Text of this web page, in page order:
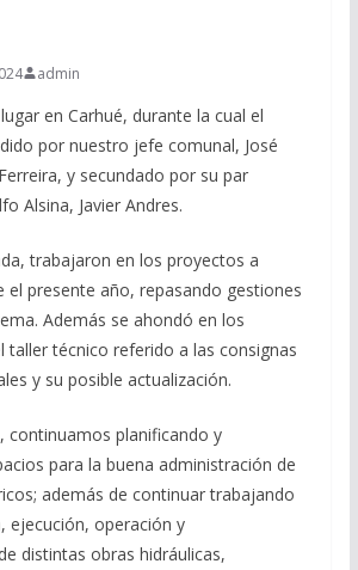
admin
en Carhué, durante la cual el
por nuestro jefe comunal, José
y secundado por su par
Alsina, Javier Andres.
trabajaron en los proyectos a
el presente año, repasando gestiones
Además se ahondó en los
taller técnico referido a las consignas
y su posible actualización.
continuamos planificando y
para la buena administración de
además de continuar trabajando
ejecución, operación y
distintas obras hidráulicas,